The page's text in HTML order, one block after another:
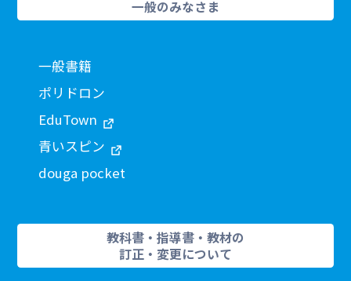
一般のみなさま
一般書籍
ポリドロン
EduTown
青いスピン
douga pocket
教科書・指導書・教材の
訂正・変更について